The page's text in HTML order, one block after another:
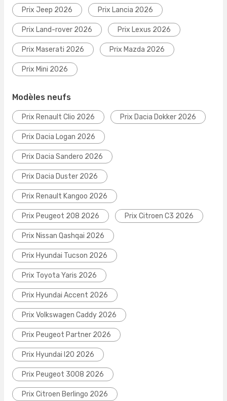
Prix Jeep 2026 Prix Lancia 2026
Prix Land-rover 2026 Prix Lexus 2026
Prix Maserati 2026 Prix Mazda 2026
Prix Mini 2026
Modèles neufs
Prix Renault Clio 2026 Prix Dacia Dokker 2026
Prix Dacia Logan 2026
Prix Dacia Sandero 2026
Prix Dacia Duster 2026
Prix Renault Kangoo 2026
Prix Peugeot 208 2026 Prix Citroen C3 2026
Prix Nissan Qashqai 2026
Prix Hyundai Tucson 2026
Prix Toyota Yaris 2026
Prix Hyundai Accent 2026
Prix Volkswagen Caddy 2026
Prix Peugeot Partner 2026
Prix Hyundai I20 2026
Prix Peugeot 3008 2026
Prix Citroen Berlingo 2026